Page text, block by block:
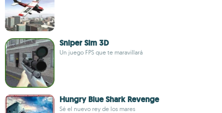
Sniper Sim 3D
Un juego FPS que te maravillará
Hungry Blue Shark Revenge
Sé el nuevo rey de los mares